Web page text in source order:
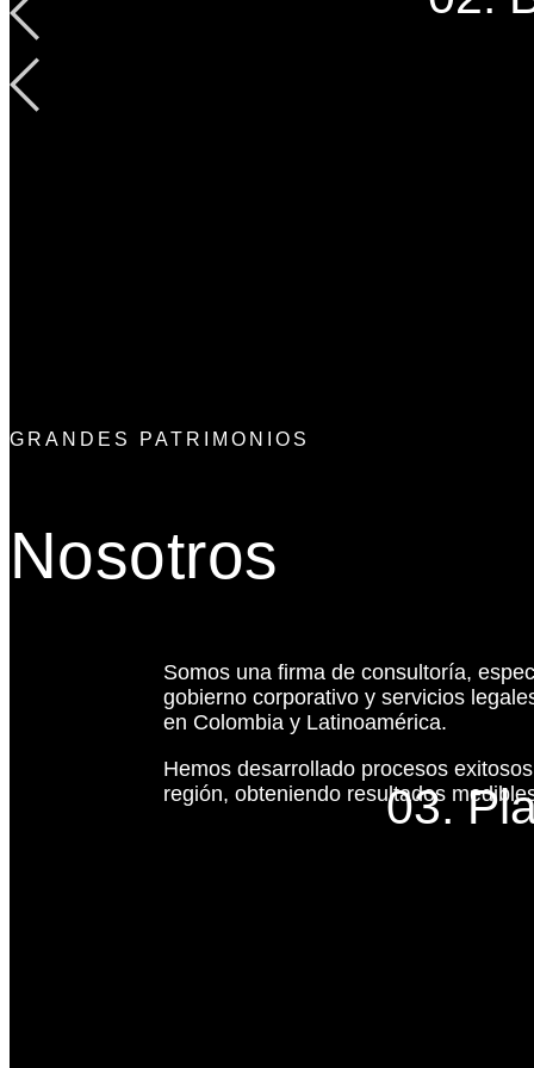
03.
GRANDES PATRIMONIOS
Nosotros
Somos una firma de consultoría,
gobierno corporativo y servicios
en Colombia y Latinoamérica.
Hemos desarrollado procesos
región, obteniendo resultados